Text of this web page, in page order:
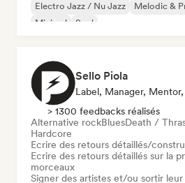
Electro Jazz / Nu Jazz
Melodic &
Minimal
Soul
Sello Piola
Label, Manager,
> 1300 feedbacks réalisés
Alternative rockBluesDeath /
Hardcore
Ecrire des retours détaillés/
Ecrire des retours détaillés sur la
morceaux
Signer des artistes et/ou sortir leur